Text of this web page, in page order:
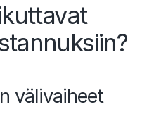
välivaiheet